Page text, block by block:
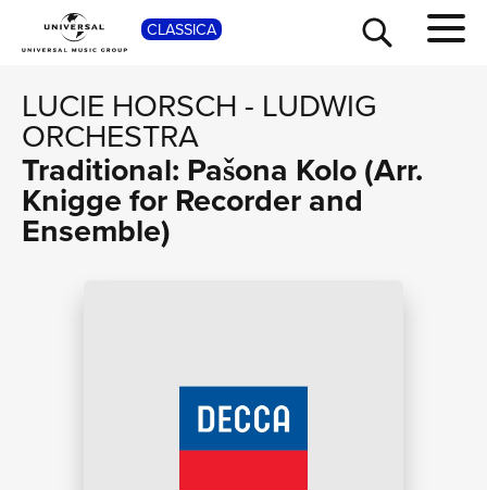
CLASSICA
LUCIE HORSCH - LUDWIG
ORCHESTRA
Traditional: Pašona Kolo (Arr.
Knigge for Recorder and
Ensemble)
SHOP